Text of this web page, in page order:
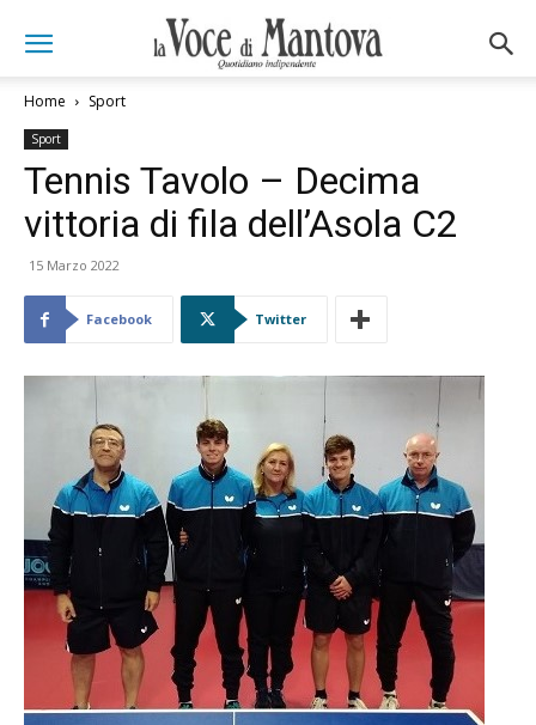
Home Sport
Sport
Tennis Tavolo – Decima
vittoria di fila dell’Asola C2
15 Marzo 2022
Facebook Twitter